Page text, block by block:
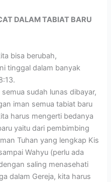
DALAM TABIAT BARU
bisa berubah,
tinggal dalam banyak
sudah lunas dibayar,
iman semua tabiat baru
harus mengerti bedanya
yaitu dari pembimbing
Tuhan yang lengkap Kis
Wahyu (perlu ada
saling menasehati
dalam Gereja, kita harus